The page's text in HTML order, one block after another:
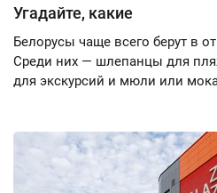
Угадайте, какие
Белорусы чаще всего берут в
Среди них — шлепанцы для
для экскурсий и мюли или